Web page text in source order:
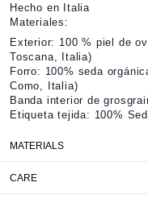
Hecho en Italia
Materiales:
Exterior: 100 % piel de
Toscana, Italia)
Forro: 100% seda
Como, Italia)
Banda interior de
Etiqueta tejida: 100%
MATERIALS
CARE